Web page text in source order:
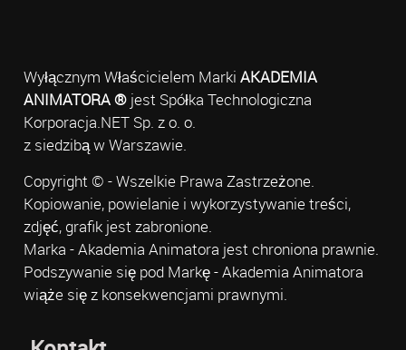
Wyłącznym Właścicielem Marki AKADEMIA
ANIMATORA ®jest Spółka Technologiczna
Korporacja.NET Sp. z o. o.
z siedzibą w Warszawie.
Copyright © - Wszelkie Prawa Zastrzeżone.
Kopiowanie, powielanie i wykorzystywanie treści,
zdjęć, grafik jest zabronione.
Marka - Akademia Animatora jest chroniona prawnie.
Podszywanie się pod Markę - Akademia Animatora
wiąże się z konsekwencjami prawnymi.